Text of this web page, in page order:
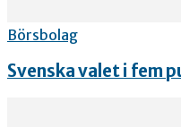
Börsbolag
Svenska valet i fem